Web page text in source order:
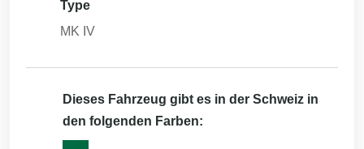
Type
MK IV
Dieses Fahrzeug gibt es in der Schweiz in
den folgenden Farben: